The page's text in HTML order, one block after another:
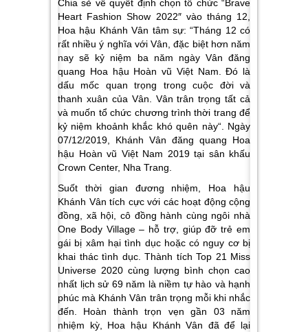
Chia sẻ về quyết định chọn tổ chức “Brave
Heart Fashion Show 2022″ vào tháng 12,
Hoa hậu Khánh Vân tâm sự: “Tháng 12 có
rất nhiều ý nghĩa với Vân, đặc biệt hơn năm
nay sẽ kỷ niệm ba năm ngày Vân đăng
quang Hoa hậu Hoàn vũ Việt Nam. Đó là
dấu mốc quan trọng trong cuộc đời và
thanh xuân của Vân. Vân trân trọng tất cả
và muốn tổ chức chương trình thời trang để
kỷ niệm khoảnh khắc khó quên này“. Ngày
07/12/2019, Khánh Vân đăng quang Hoa
hậu Hoàn vũ Việt Nam 2019 tại sân khấu
Crown Center, Nha Trang.
Suốt thời gian đương nhiệm, Hoa hậu
Khánh Vân tích cực với các hoạt động cộng
đồng, xã hội, cô đồng hành cùng ngôi nhà
One Body Village – hỗ trợ, giúp đỡ trẻ em
gái bị xâm hại tình dục hoặc có nguy cơ bị
khai thác tình dục. Thành tích Top 21 Miss
Universe 2020 cùng lượng bình chọn cao
nhất lịch sử 69 năm là niềm tự hào và hạnh
phúc mà Khánh Vân trân trọng mỗi khi nhắc
đến. Hoàn thành trọn vẹn gần 03 năm
nhiệm kỳ, Hoa hậu Khánh Vân đã để lại